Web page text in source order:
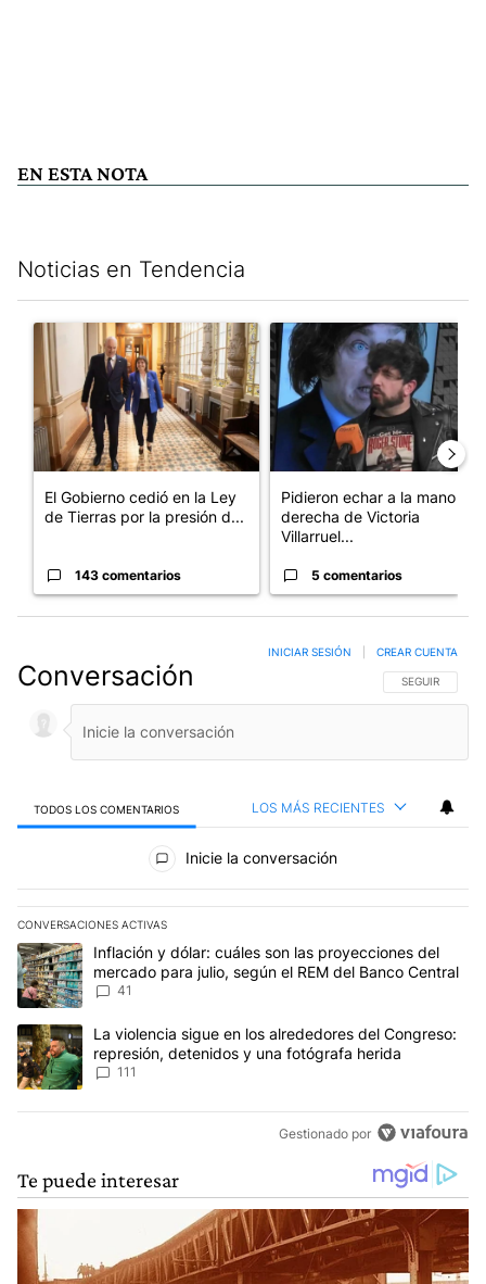
EN ESTA NOTA
Noticias en Tendencia
Un artículo de tendencia con el título "El Gobierno cedió en
El Gobierno cedió en la Ley
de Tierras por la presión d...
143 comentarios
Un artículo de tendencia con
Pidieron echar a la mano
derecha de Victoria
Villarruel...
5 comentarios
Conversación SIGA ESTA
SEGUIR
INICIAR SESIÓN CREAR CUENTA
TODOS LOS COMENTARIOS LOS MÁS RECIENTES
Todos los comentarios
Inicie la conversación
CONVERSACIONES ACTIVAS
Este listado muestra los artículos con más comentarios en los
Un artículo de tendencia con el título "Inflación y dólar: cuáles
Inflación y dólar: cuáles son las proyecciones del
mercado para julio, según el REM del Banco Central
41
Un artículo de tendencia con el título "La violencia sigue en los
La violencia sigue en los alrededores del Congreso:
represión, detenidos y una fotógrafa herida
111
Gestionado por